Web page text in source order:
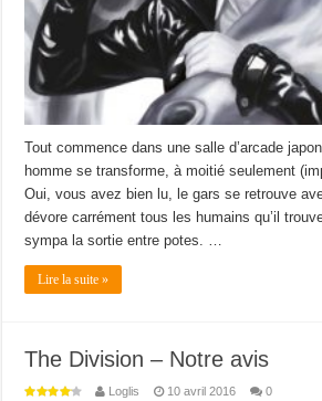
Tout commence dans une salle d’arcade
homme se transforme, à moitié seulement
Oui, vous avez bien lu, le gars se retrouve
dévore carrément tous les humains qu’il
sympa la sortie entre potes. …
Lire la suite »
The Division – Notre avis
Loglis 10 avril 2016 0